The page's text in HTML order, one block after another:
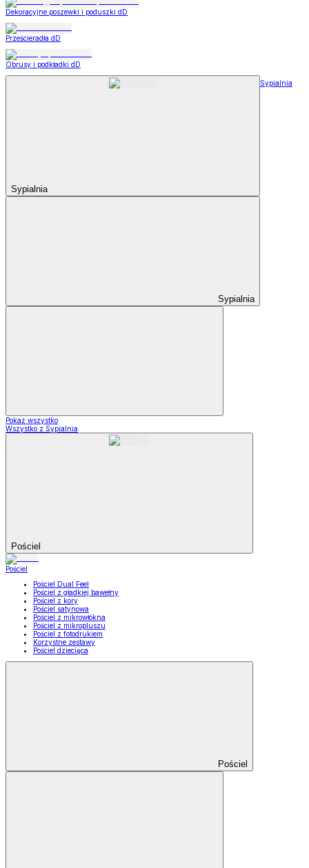
Dekoracyjne poszewki i poduszki dD
Prześcieradła dD
Obrusy i podkładki dD
Sypialnia
Sypialnia
Sypialnia
Pokaż wszystko
Wszystko z Sypialnia
Pościel
Pościel
Pościel Dual Feel
Pościel z gładkiej bawełny
Pościel z kory
Pościel satynowa
Pościel z mikrowłókna
Pościel z mikropluszu
Pościel z fotodrukiem
Korzystne zestawy
Pościel dziecięca
Pościel